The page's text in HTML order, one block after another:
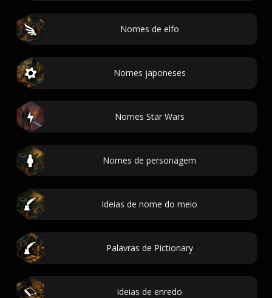
Nomes de elfo
Nomes japoneses
Nomes Star Wars
Nomes de personagem
Ideias de nome do meio
Palavras de Pictionary
Ideias de enredo